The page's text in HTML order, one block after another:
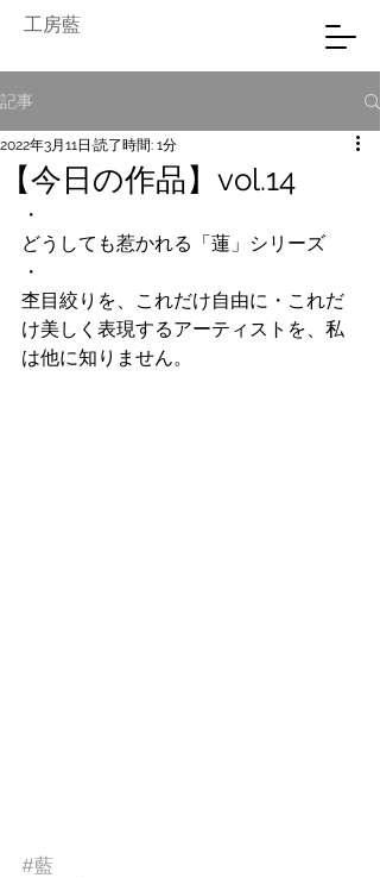
工房藍
記事
【今日の作品】vol.14
2022年3月11日 読了時間: 1分
・
どうしても惹かれる「蓮」シリーズ
・
杢目絞りを、これだけ自由に・これだ
け美しく表現するアーティストを、私
は他に知りません。
#藍